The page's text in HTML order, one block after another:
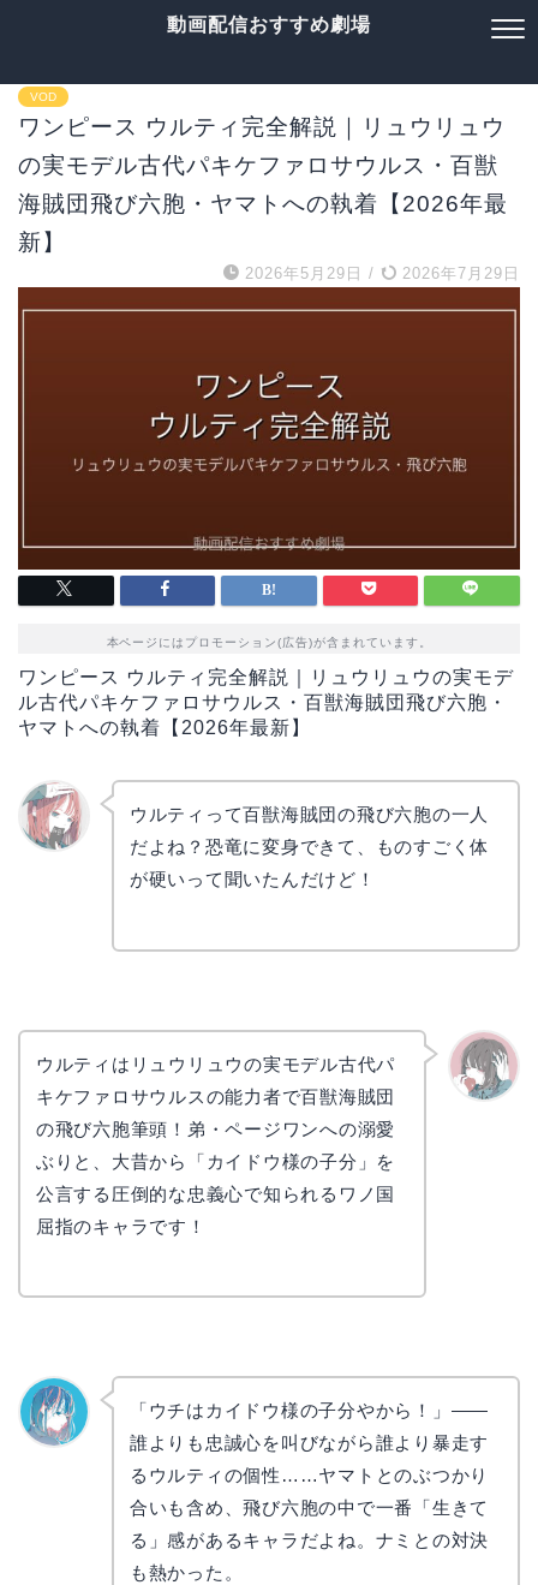
動画配信おすすめ劇場
VOD
ワンピース ウルティ完全解説｜リュウリュウ
の実モデル古代パキケファロサウルス・百獣
海賊団飛び六胞・ヤマトへの執着【2026年最
新】
2026年5月29日 / 2026年7月29日
本ページにはプロモーション(広告)が含まれています。
ワンピース ウルティ完全解説｜リュウリュウの実モデ
ル古代パキケファロサウルス・百獣海賊団飛び六胞・
ヤマトへの執着【2026年最新】
ウルティって百獣海賊団の飛び六胞の一人
だよね？恐竜に変身できて、ものすごく体
が硬いって聞いたんだけど！
ウルティはリュウリュウの実モデル古代パ
キケファロサウルスの能力者で百獣海賊団
の飛び六胞筆頭！弟・ページワンへの溺愛
ぶりと、大昔から「カイドウ様の子分」を
公言する圧倒的な忠義心で知られるワノ国
屈指のキャラです！
「ウチはカイドウ様の子分やから！」——
誰よりも忠誠心を叫びながら誰より暴走す
るウルティの個性……ヤマトとのぶつかり
合いも含め、飛び六胞の中で一番「生きて
る」感があるキャラだよね。ナミとの対決
も熱かった。